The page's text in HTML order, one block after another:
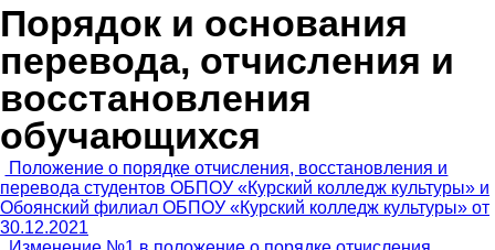
Порядок и основания
перевода, отчисления и
восстановления
обучающихся
Положение о порядке отчисления, восстановления и
перевода студентов ОБПОУ «Курский колледж культуры» и
Обоянский филиал ОБПОУ «Курский колледж культуры» от
30.12.2021